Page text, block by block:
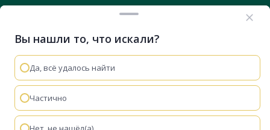
+7 (812) 635-29-71
ВконтактеTelegramRuTubeVK ВидеоДзен
Остались вопросы?
Мы перезвоним
Вы нашли то, что искали?
Да, всё удалось найти
Частично
Мы используем cookie-файлы, чтобы сайт работал
быстрее и удобнее.
Понятно